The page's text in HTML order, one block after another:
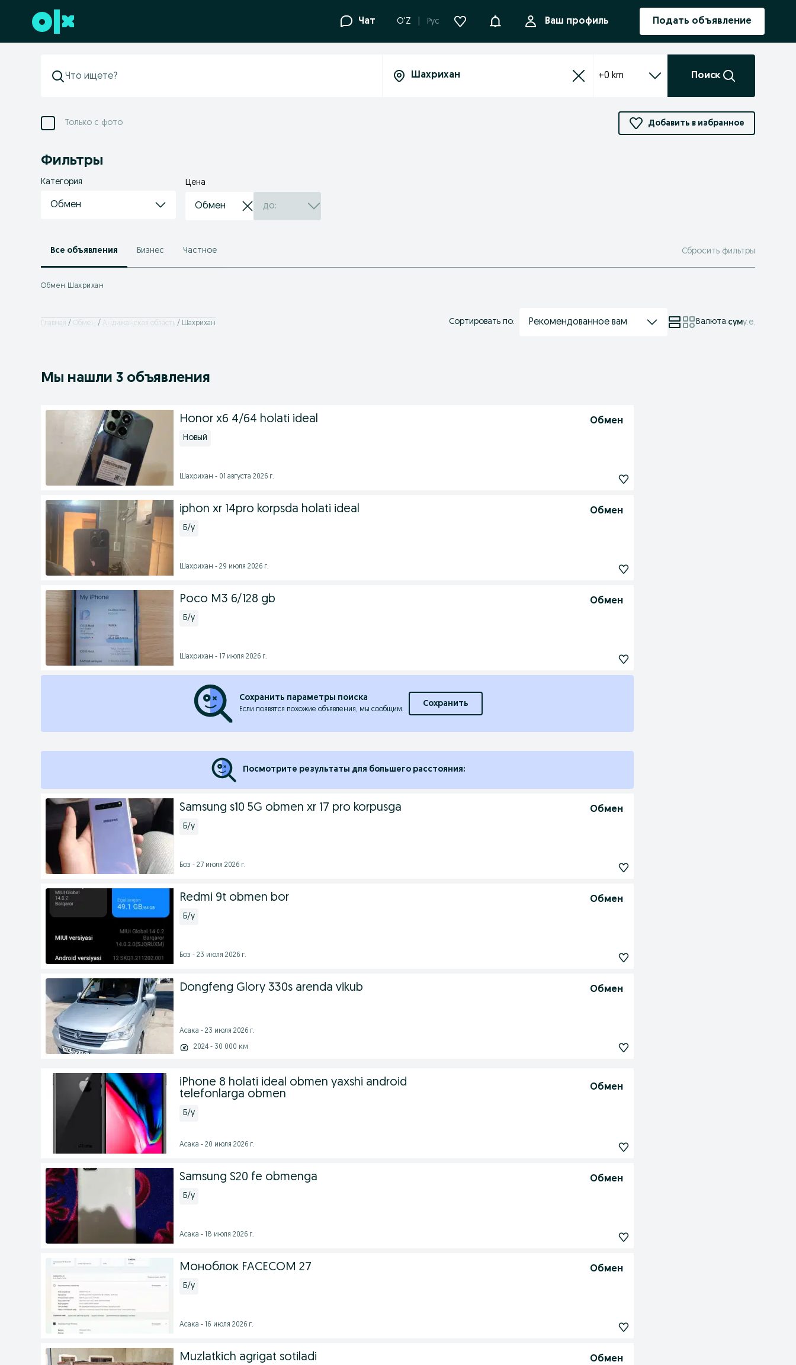
Перейти к нижнему колонтитулу Чат O'Z Рус УведомленияВаш профиль Подать объявление
+0 km Поиск
Только с фото Добавить в избранное
Фильтры
Категория
Обмен
Цена
Все объявления Бизнес Частное Сбросить фильтры
Обмен Шахрихан
Главная Обмен Андижанская область Шахрихан Сортировать по: Рекомендованное вам Валюта:суму.е.
Мы нашли 3 объявления
Honor x6 4/64 holati ideal Обмен
Новый
Шахрихан - 01 августа 2026 г.
iphon xr 14pro korpsda holati ideal Обмен
Б/у
Шахрихан - 29 июля 2026 г.
Poco M3 6/128 gb Обмен
Б/у
Шахрихан - 17 июля 2026 г.
Сохранить параметры поиска
Если появятся похожие объявления, мы сообщим.
Сохранить
Посмотрите результаты для большего расстояния:
Samsung s10 5G obmen xr 17 pro korpusga Обмен
Б/у
Боз - 27 июля 2026 г.
Redmi 9t obmen bor Обмен
Б/у
Боз - 23 июля 2026 г.
Dongfeng Glory 330s arenda vikub Обмен
Асака - 23 июля 2026 г.
2024 - 30 000 км
iPhone 8 holati ideal obmen yaxshi android
telefonlarga obmen
Обмен
Б/у
Асака - 20 июля 2026 г.
Samsung S20 fe obmenga Обмен
Б/у
Асака - 18 июля 2026 г.
Моноблок FACECOM 27 Обмен
Б/у
Асака - 16 июля 2026 г.
Muzlatkich agrigat sotiladi Обмен